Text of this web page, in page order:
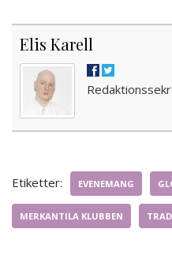
Elis Karell
Etiketter: EVENEMANG
MERKANTILA KLUBBEN